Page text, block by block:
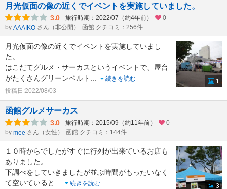
月光仮面の像の近くでイベントを実施していました。
3.0 旅行時期：2022/07（約4年前）
0
by AAAIKO さん（非公開） 函館 クチコミ：256件
月光仮面の像の近くでイベントを実施していまし
た。
はこだてグルメ・サーカスというイベントで、屋台
がたくさんグリーンベルト ...
続きを読む
投稿日:2022/08/03
1
函館グルメサーカス
3.0 旅行時期：2015/09（約11年前）
0
by mee さん（女性） 函館 クチコミ：144件
１０時からでしたがすぐに行列が出来ているお店も
ありました。
下調べをしていきましたが並ぶ時間がもったいなく
て空いていると ...
続きを読む
3